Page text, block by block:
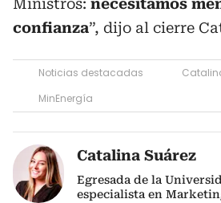
Ministros: necesitamos
confianza”, dijo al cierre
Noticias destacadas
MinEnergía
Catalina Suárez
Egresada de la
especialista en